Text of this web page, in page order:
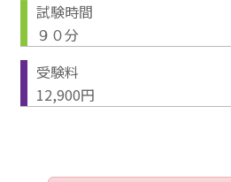
試験時間
９０分
受験料
12,900円